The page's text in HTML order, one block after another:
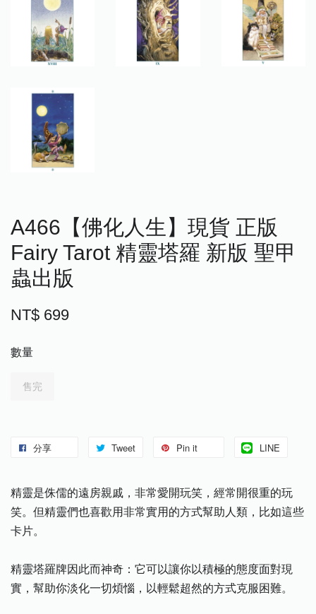
A466【佛化人生】現貨 正版
Fairy Tarot 精靈塔羅 新版 聖甲
蟲出版
NT$ 699
數量
售完
分享 Tweet Pin it LINE
精靈是侏儒的遠房親戚，非常愛開玩笑，經常開很重的玩
笑。但精靈們也喜歡用非常實用的方式幫助人類，比如這些
卡片。
精靈塔羅牌因此而神奇：它可以讓你以積極的態度面對現
實，幫助你淡化一切煩惱，以輕鬆超然的方式克服困難。